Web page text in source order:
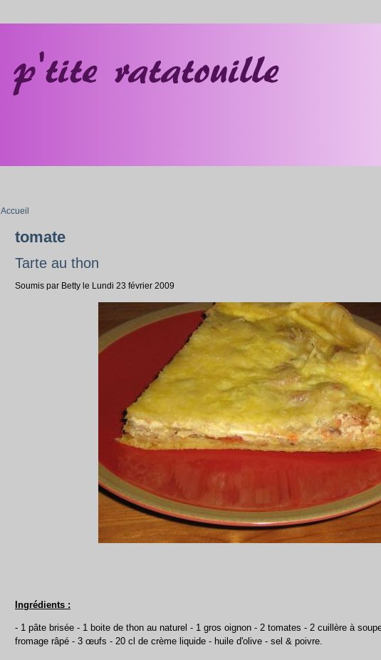
Accueil
tomate
Tarte au thon
Soumis par Betty le Lundi 23 février 2009
Ingrédients :
- 1 pâte brisée - 1 boite de thon au naturel - 1 gros oignon - 2 tomates - 2 cuillère à
fromage râpé - 3 œufs - 20 cl de crème liquide - huile d'olive - sel & poivre.